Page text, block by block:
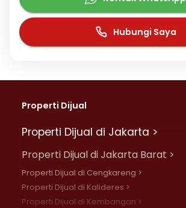
Hubungi Saya
Properti Dijual
Properti Dijual di Jakarta >
Properti Dijual di Jakarta Barat >
Properti Dijual di Cengkareng >
Properti Dijual di Kalideres >
Properti Dijual di Kembangan >